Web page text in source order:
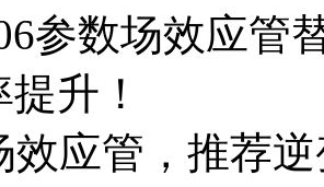
参数场效应管
升！
效应管，推荐